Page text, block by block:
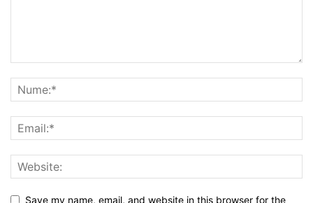
Save my name, email, and website in this browser for the